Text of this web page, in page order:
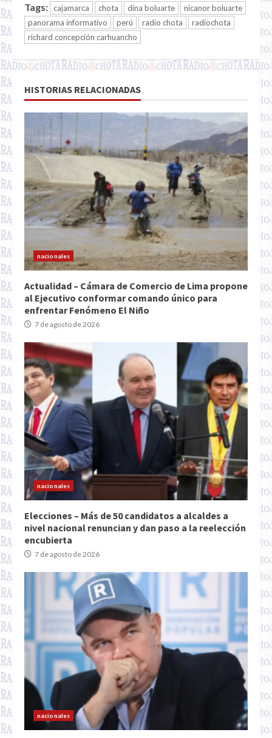
Tags: cajamarca chota dina boluarte
nicanor boluarte
panorama informativo
perú radio chota
radiochota
richard concepción carhuancho
HISTORIAS RELACIONADAS
nacionales
Actualidad – Cámara de Comercio de Lima propone
al Ejecutivo conformar comando único para
enfrentar Fenómeno El Niño
7 de agosto de 2026
nacionales
Elecciones – Más de 50 candidatos a alcaldes a
nivel nacional renuncian y dan paso a la reelección
encubierta
7 de agosto de 2026
nacionales